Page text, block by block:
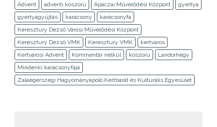
Advent adventi koszorú Apáczai Művelődési Központ
gyertya
gyertyagyújtás
karácsony
karácsonyfa
Keresztury Dezső Városi Művelődési Központ
Keresztury Dezső VMK
Keresztury VMK
kertváros
Kertvárosi Advent
Kommentár nélkül koszorú
Landorhegy
Mindenki karácsonyfája
Zalaegerszegi Hagyományápoló Kertbarát és Kulturális Egyesület